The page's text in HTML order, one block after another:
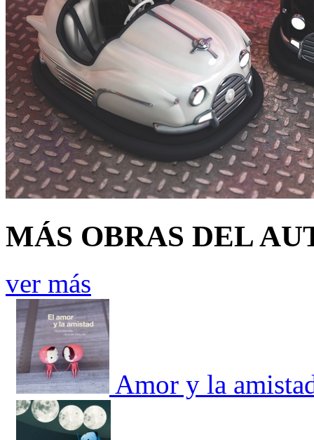
MÁS OBRAS DEL
ver más
Amor y la